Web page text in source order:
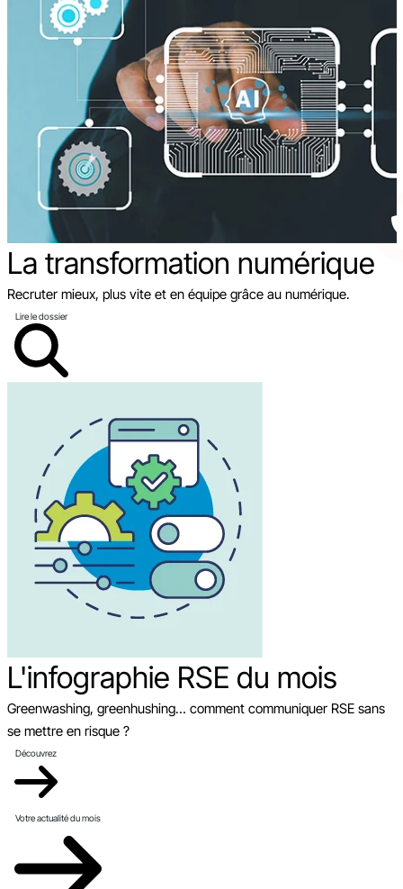
La transformation numérique
Recruter mieux, plus vite et en équipe grâce au numérique.
Lire le dossier
L'infographie RSE du mois
Greenwashing, greenhushing… comment communiquer RSE sans
se mettre en risque ?
Découvrez
Votre actualité du mois